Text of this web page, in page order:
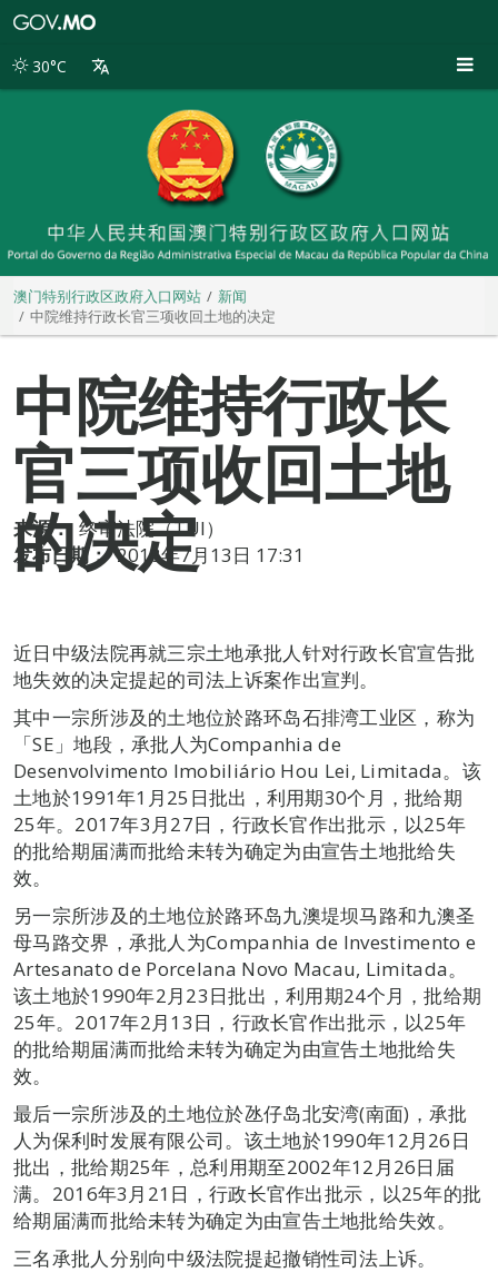
别
30°C
澳门特别行政区政府入口网站
新闻
中院维持行政长官三项收回土地的决定
中院维持行政长
官三项收回土地
的决定
来源： 终审法院（TUI）
发布日期： 2018年7月13日 17:31
近日中级法院再就三宗土地承批人针对行政长官宣告批
地失效的决定提起的司法上诉案作出宣判。
其中一宗所涉及的土地位於路环岛石排湾工业区，称为
「SE」地段，承批人为Companhia de
Desenvolvimento Imobiliário Hou Lei, Limitada。该
土地於1991年1月25日批出，利用期30个月，批给期
25年。2017年3月27日，行政长官作出批示，以25年
的批给期届满而批给未转为确定为由宣告土地批给失
效。
另一宗所涉及的土地位於路环岛九澳堤坝马路和九澳圣
母马路交界，承批人为Companhia de Investimento e
Artesanato de Porcelana Novo Macau, Limitada。
该土地於1990年2月23日批出，利用期24个月，批给期
25年。2017年2月13日，行政长官作出批示，以25年
的批给期届满而批给未转为确定为由宣告土地批给失
效。
最后一宗所涉及的土地位於氹仔岛北安湾(南面)，承批
人为保利时发展有限公司。该土地於1990年12月26日
批出，批给期25年，总利用期至2002年12月26日届
满。2016年3月21日，行政长官作出批示，以25年的批
给期届满而批给未转为确定为由宣告土地批给失效。
三名承批人分别向中级法院提起撤销性司法上诉。